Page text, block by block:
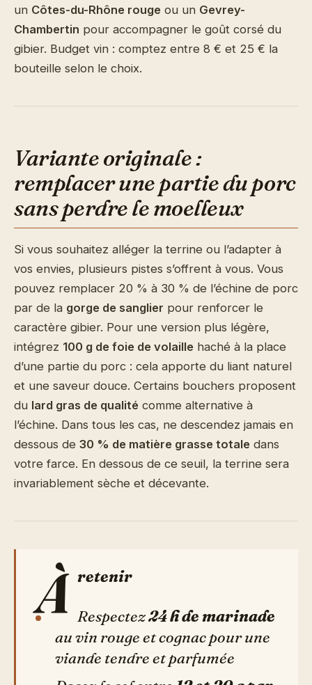
un Côtes-du-Rhône rouge ou un Gevrey-
Chambertin pour accompagner le goût corsé du
gibier. Budget vin : comptez entre 8 € et 25 € la
bouteille selon le choix.
Variante originale :
remplacer une partie du porc
sans perdre le moelleux
Si vous souhaitez alléger la terrine ou l’adapter à
vos envies, plusieurs pistes s’offrent à vous. Vous
pouvez remplacer 20 % à 30 % de l’échine de porc
par de la gorge de sanglier pour renforcer le
caractère gibier. Pour une version plus légère,
intégrez 100 g de foie de volaille haché à la place
d’une partie du porc : cela apporte du liant naturel
et une saveur douce. Certains bouchers proposent
du lard gras de qualité comme alternative à
l’échine. Dans tous les cas, ne descendez jamais en
dessous de 30 % de matière grasse totale dans
votre farce. En dessous de ce seuil, la terrine sera
invariablement sèche et décevante.
À retenir
Respectez24 h de marinade
au vin rouge et cognac pour une
viande tendre et parfumée